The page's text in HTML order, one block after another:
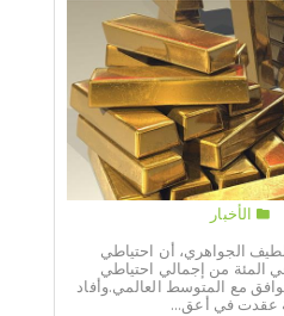
الأخبار
الجواهري، أن احتياطي
الذي يمثل حوالي 6 في المئة من إجمالي احتياطي
مع المتوسط العالمي.وأفاد
عقدت في أعق...